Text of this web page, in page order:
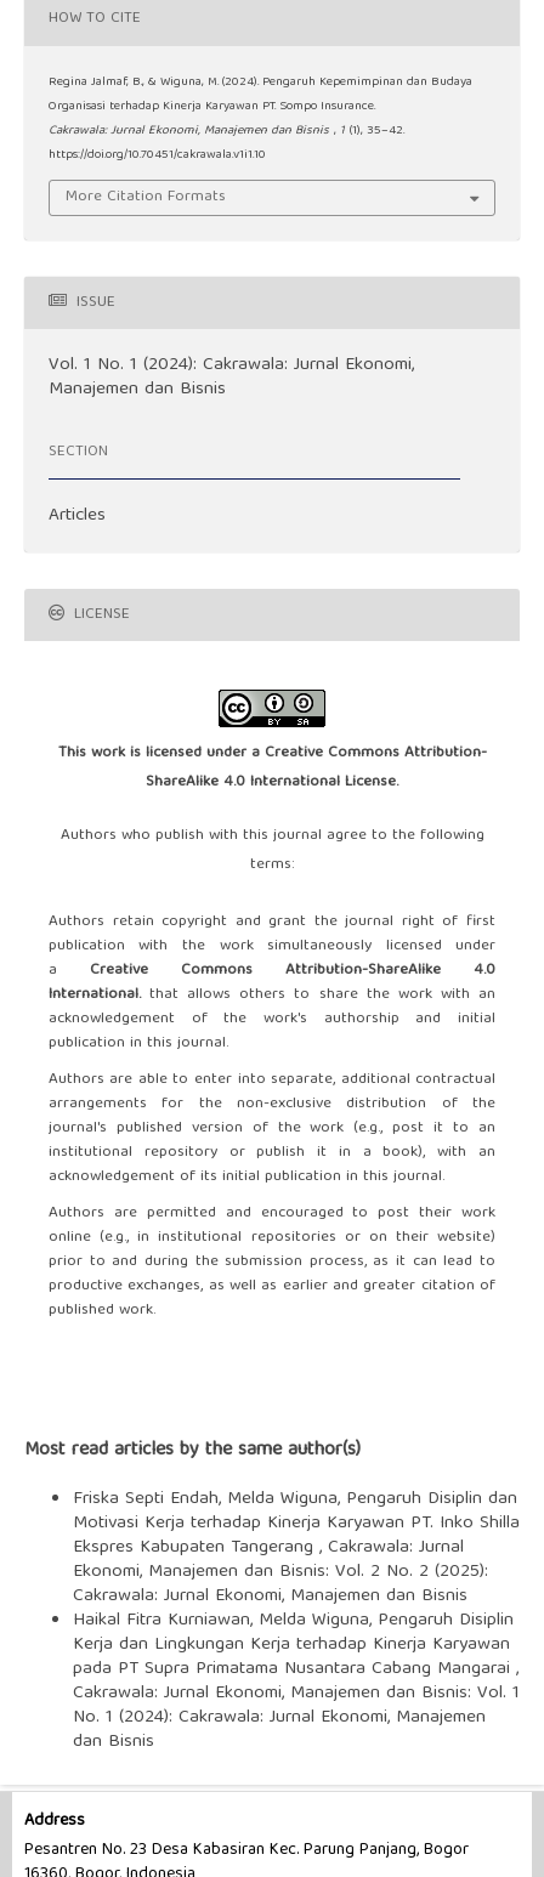
HOW TO CITE
Regina Jalmaf, B., & Wiguna, M. (2024). Pengaruh Kepemimpinan dan Budaya
Organisasi terhadap Kinerja Karyawan PT. Sompo Insurance.
Cakrawala: Jurnal Ekonomi, Manajemen dan Bisnis , 1 (1), 35–42.
https://doi.org/10.70451/cakrawala.v1i1.10
More Citation Formats
ISSUE
Vol. 1 No. 1 (2024): Cakrawala: Jurnal Ekonomi,
Manajemen dan Bisnis
SECTION
Articles
LICENSE
This work is licensed under a Creative Commons Attribution-
ShareAlike 4.0 International License.
Authors who publish with this journal agree to the following
terms:
Authors retain copyright and grant the journal right of first
publication with the work simultaneously licensed under
a Creative Commons Attribution-ShareAlike 4.0
International.that allows others to share the work with an
acknowledgement of the work's authorship and initial
publication in this journal.
Authors are able to enter into separate, additional contractual
arrangements for the non-exclusive distribution of the
journal's published version of the work (e.g., post it to an
institutional repository or publish it in a book), with an
acknowledgement of its initial publication in this journal.
Authors are permitted and encouraged to post their work
online (e.g., in institutional repositories or on their website)
prior to and during the submission process, as it can lead to
productive exchanges, as well as earlier and greater citation of
published work.
Most read articles by the same author(s)
Friska Septi Endah, Melda Wiguna, Pengaruh Disiplin dan
Motivasi Kerja terhadap Kinerja Karyawan PT. Inko Shilla
Ekspres Kabupaten Tangerang ,Cakrawala: Jurnal
Ekonomi, Manajemen dan Bisnis: Vol. 2 No. 2 (2025):
Cakrawala: Jurnal Ekonomi, Manajemen dan Bisnis
Haikal Fitra Kurniawan, Melda Wiguna, Pengaruh Disiplin
Kerja dan Lingkungan Kerja terhadap Kinerja Karyawan
pada PT Supra Primatama Nusantara Cabang Mangarai ,
Cakrawala: Jurnal Ekonomi, Manajemen dan Bisnis: Vol. 1
No. 1 (2024): Cakrawala: Jurnal Ekonomi, Manajemen
dan Bisnis
Address
Pesantren No. 23 Desa Kabasiran Kec. Parung Panjang, Bogor